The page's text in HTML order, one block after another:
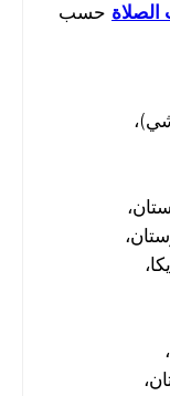
الصلاة حسب